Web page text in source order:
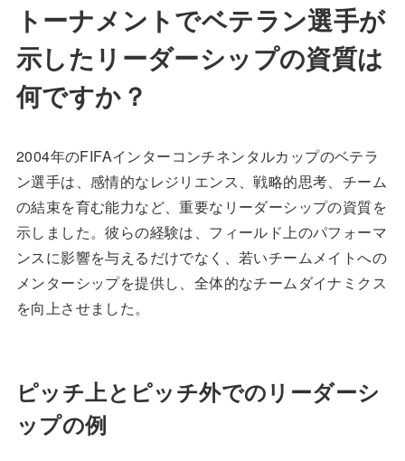
トーナメントでベテラン選手が
示したリーダーシップの資質は
何ですか？
2004年のFIFAインターコンチネンタルカップのベテラ
ン選手は、感情的なレジリエンス、戦略的思考、チーム
の結束を育む能力など、重要なリーダーシップの資質を
示しました。彼らの経験は、フィールド上のパフォーマ
ンスに影響を与えるだけでなく、若いチームメイトへの
メンターシップを提供し、全体的なチームダイナミクス
を向上させました。
ピッチ上とピッチ外でのリーダーシ
ップの例